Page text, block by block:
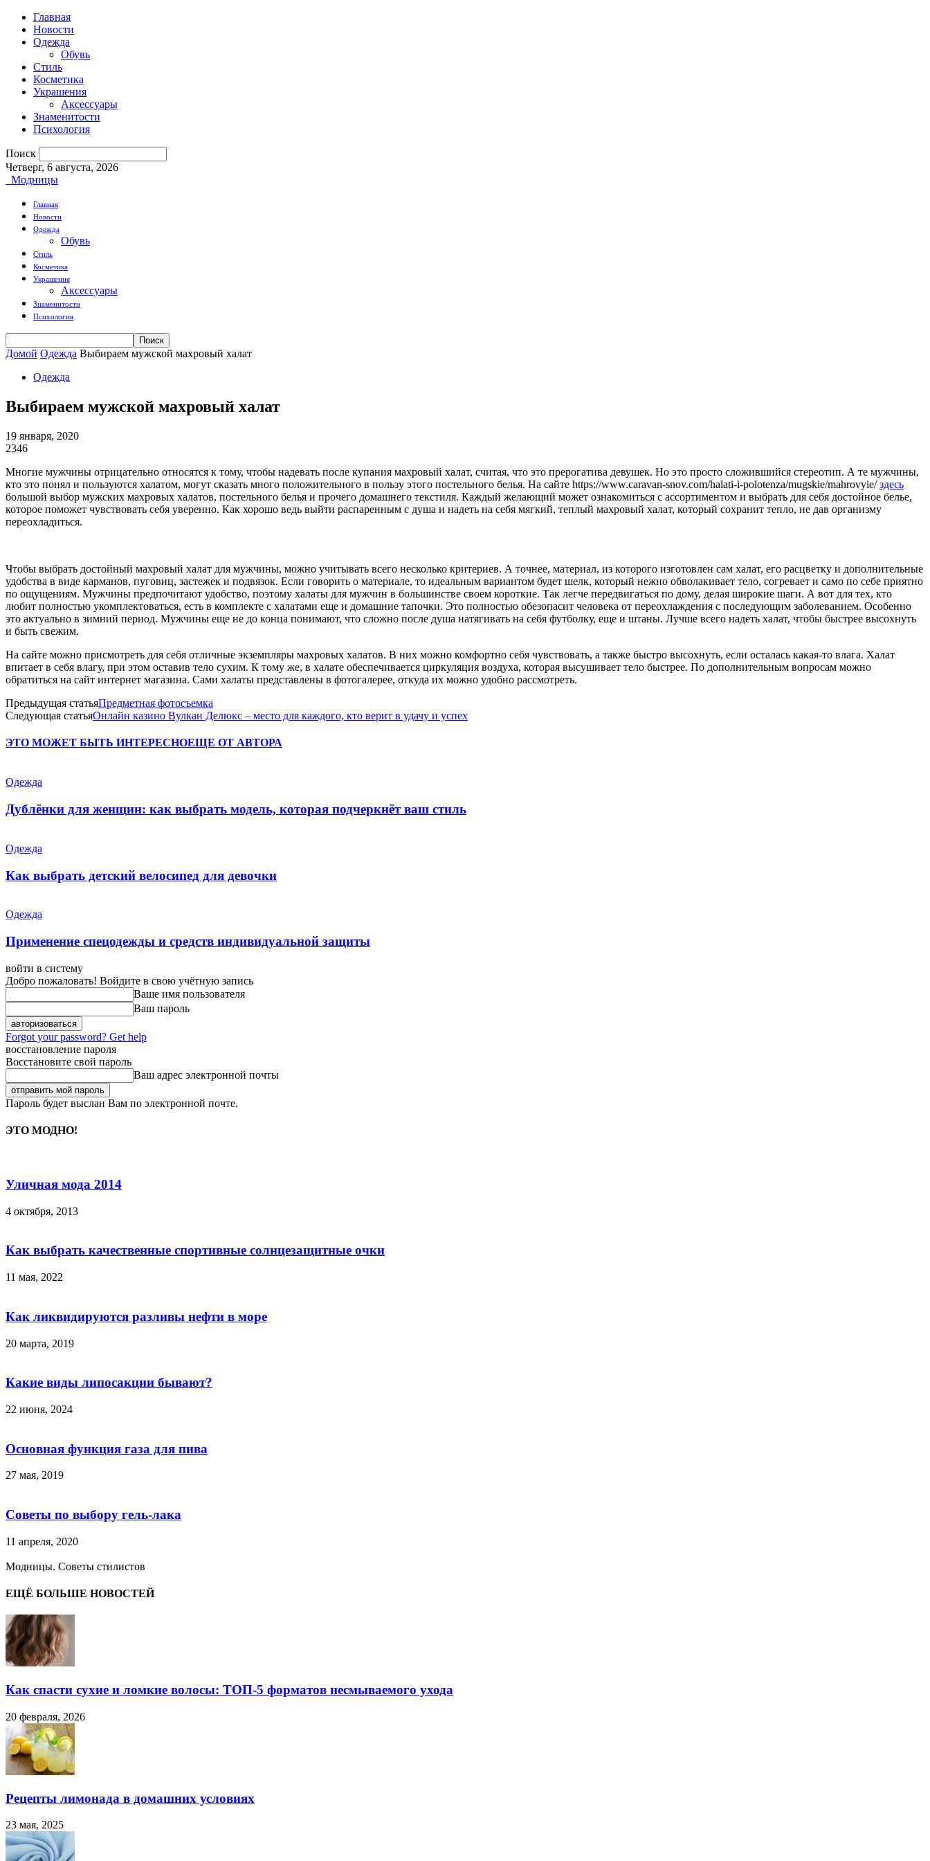
Главная
Новости
Одежда
Обувь
Стиль
Косметика
Украшения
Аксессуары
Знаменитости
Психология
Поиск
Четверг, 6 августа, 2026
Модницы
Главная
Новости
Одежда
Обувь
Стиль
Косметика
Украшения
Аксессуары
Знаменитости
Психология
Домой Одежда Выбираем мужской махровый халат
Одежда
Выбираем мужской махровый халат
19 января, 2020
2346
Многие мужчины отрицательно относятся к тому, чтобы надевать после купания махровый халат, считая, что это прерогатива девушек. Но это просто сложившийся стереотип. А те мужчины,
кто это понял и пользуются халатом, могут сказать много положительного в пользу этого постельного белья. На сайте https://www.caravan-snov.com/halati-i-polotenza/mugskie/mahrovyie/здесь
большой выбор мужских махровых халатов, постельного белья и прочего домашнего текстиля. Каждый желающий может ознакомиться с ассортиментом и выбрать для себя достойное белье,
которое поможет чувствовать себя уверенно. Как хорошо ведь выйти распаренным с душа и надеть на себя мягкий, теплый махровый халат, который сохранит тепло, не дав организму
переохладиться.
Чтобы выбрать достойный махровый халат для мужчины, можно учитывать всего несколько критериев. А точнее, материал, из которого изготовлен сам халат, его расцветку и дополнительные
удобства в виде карманов, пуговиц, застежек и подвязок. Если говорить о материале, то идеальным вариантом будет шелк, который нежно обволакивает тело, согревает и само по себе приятно
по ощущениям. Мужчины предпочитают удобство, поэтому халаты для мужчин в большинстве своем короткие. Так легче передвигаться по дому, делая широкие шаги. А вот для тех, кто
любит полностью укомплектоваться, есть в комплекте с халатами еще и домашние тапочки. Это полностью обезопасит человека от переохлаждения с последующим заболеванием. Особенно
это актуально в зимний период. Мужчины еще не до конца понимают, что сложно после душа натягивать на себя футболку, еще и штаны. Лучше всего надеть халат, чтобы быстрее высохнуть
и быть свежим.
На сайте можно присмотреть для себя отличные экземпляры махровых халатов. В них можно комфортно себя чувствовать, а также быстро высохнуть, если осталась какая-то влага. Халат
впитает в себя влагу, при этом оставив тело сухим. К тому же, в халате обеспечивается циркуляция воздуха, которая высушивает тело быстрее. По дополнительным вопросам можно
обратиться на сайт интернет магазина. Сами халаты представлены в фотогалерее, откуда их можно удобно рассмотреть.
Предыдущая статьяПредметная фотосъемка
Следующая статьяОнлайн казино Вулкан Делюкс – место для каждого, кто верит в удачу и успех
ЭТО МОЖЕТ БЫТЬ ИНТЕРЕСНОЕЩЕ ОТ АВТОРА
Одежда
Дублёнки для женщин: как выбрать модель, которая подчеркнёт ваш стиль
Одежда
Как выбрать детский велосипед для девочки
Одежда
Применение спецодежды и средств индивидуальной защиты
войти в систему
Добро пожаловать! Войдите в свою учётную запись
Ваше имя пользователя
Ваш пароль
Forgot your password? Get help
восстановление пароля
Восстановите свой пароль
Ваш адрес электронной почты
Пароль будет выслан Вам по электронной почте.
ЭТО МОДНО!
Уличная мода 2014
4 октября, 2013
Как выбрать качественные спортивные солнцезащитные очки
11 мая, 2022
Как ликвидируются разливы нефти в море
20 марта, 2019
Какие виды липосакции бывают?
22 июня, 2024
Основная функция газа для пива
27 мая, 2019
Советы по выбору гель-лака
11 апреля, 2020
Модницы. Советы стилистов
ЕЩЁ БОЛЬШЕ НОВОСТЕЙ
Как спасти сухие и ломкие волосы: ТОП-5 форматов несмываемого ухода
20 февраля, 2026
Рецепты лимонада в домашних условиях
23 мая, 2025